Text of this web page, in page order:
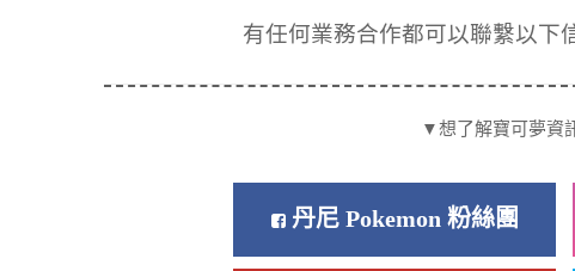
有任何業務合作都可以聯繫以
▼想了解寶可夢資
丹尼 Pokemon 粉絲團